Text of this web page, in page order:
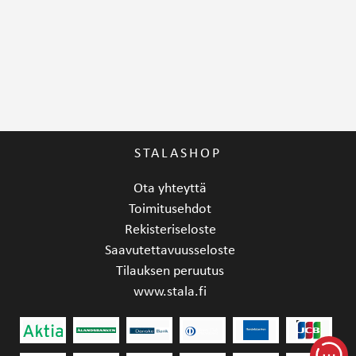
STALASHOP
Ota yhteyttä
Toimitusehdot
Rekisteriseloste
Saavutettavuusseloste
Tilauksen peruutus
www.stala.fi